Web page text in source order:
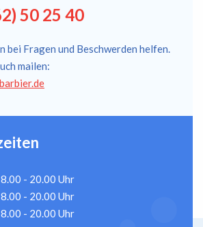
50 25 40
bei Fragen und Beschwerden helfen.
mailen:
8.00 - 20.00 Uhr
8.00 - 20.00 Uhr
8.00 - 20.00 Uhr